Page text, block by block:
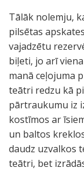
Tālāk nolemju,
pilsētas
vajadzētu
biļeti, jo arī
manā ceļojuma
teātri redzu kā
pārtraukumu iz
kostīmos ar
un baltos
daudz uzvalkos
teātri, bet